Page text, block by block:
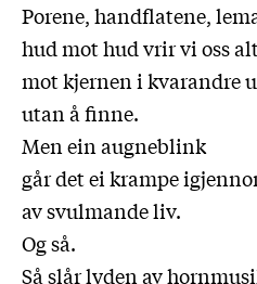
Porene, handflatene,
hud mot hud vrir vi oss
mot kjernen i kvarandre
utan å finne.
Men ein augneblink
går det ei krampe
av svulmande liv.
Og så.
Så slår lyden av